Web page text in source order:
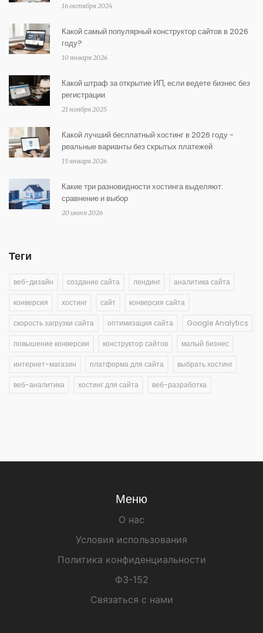
16 октября 2024
Какой самый популярный конструктор сайтов в 2026
году?
10 января 2026
Какой штраф за открытие ИП, если ведете бизнес без
регистрации
21 ноября 2025
Какой лучший бесплатный хостинг в 2026 году -
реальные варианты без скрытых платежей
15 января 2026
Какие три разновидности хостинга выделяют:
сравнение и выбор
20 июня 2026
Теги
веб-дизайн создание сайта лендинг аналитика сайта
конверсия хостинг сайт конверсия сайта
скорость загрузки сайта оптимизация сайта Google Analytics
повышение конверсии конструктор сайтов малый бизнес
интернет-магазин платформа для сайта выбрать хостинг
веб-аналитика хостинг для сайта веб-разработка
Меню
О нас
Условия использования
Политика конфиденциальности
ФЗ-152
Связаться с нами